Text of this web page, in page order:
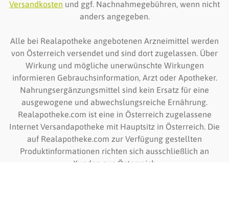
Versandkosten und ggf. Nachnahmegebühren, wenn nicht
anders angegeben.
Alle bei Realapotheke angebotenen Arzneimittel werden
von Österreich versendet und sind dort zugelassen. Über
Wirkung und mögliche unerwünschte Wirkungen
informieren Gebrauchsinformation, Arzt oder Apotheker.
Nahrungsergänzungsmittel sind kein Ersatz für eine
ausgewogene und abwechslungsreiche Ernährung.
Realapotheke.com ist eine in Österreich zugelassene
Internet Versandapotheke mit Hauptsitz in Österreich. Die
auf Realapotheke.com zur Verfügung gestellten
Produktinformationen richten sich ausschließlich an
Kunden aus Österreich